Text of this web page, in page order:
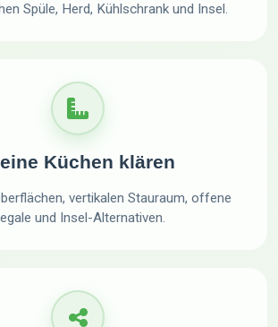
Spüle, Herd, Kühlschrank und Insel.
Küchen klären
vertikalen Stauraum, offene
und Insel-Alternativen.